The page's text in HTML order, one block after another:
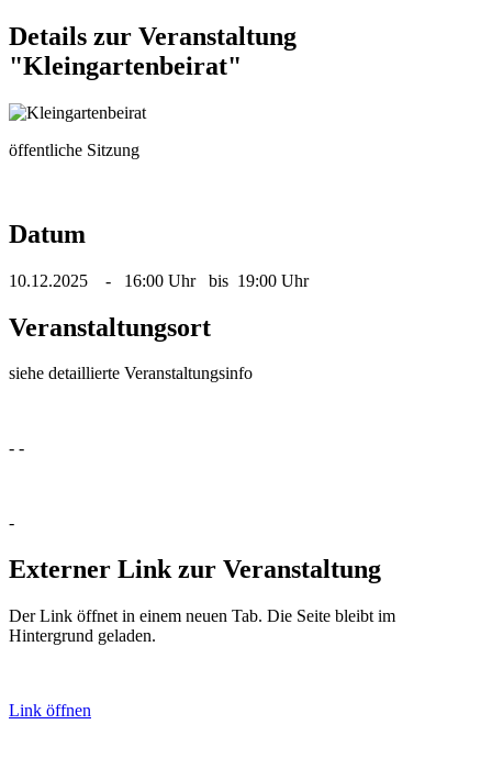
Details zur Veranstaltung
"Kleingartenbeirat"
öffentliche Sitzung
Datum
10.12.2025 - 16:00 Uhr bis 19:00 Uhr
Veranstaltungsort
siehe detaillierte Veranstaltungsinfo
- -
-
Externer Link zur Veranstaltung
Der Link öffnet in einem neuen Tab. Die Seite bleibt im
Hintergrund geladen.
Link öffnen